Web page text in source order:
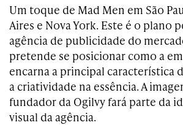
Um toque de Mad Men em São
Aires e Nova York. Este é o plano
agência de publicidade do
pretende se posicionar como a
encarna a principal característica
a criatividade na essência. A
fundador da Ogilvy fará parte da
visual da agência.